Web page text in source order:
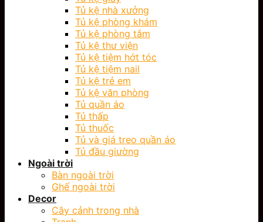
Tủ kệ nhà xưởng
Tủ kệ phòng khám
Tủ kệ phòng tắm
Tủ kệ thư viện
Tủ kệ tiệm hớt tóc
Tủ kệ tiệm nail
Tủ kệ trẻ em
Tủ kệ văn phòng
Tủ quần áo
Tủ thấp
Tủ thuốc
Tủ và giá treo quần áo
Tủ đầu giường
Ngoài trời
Bàn ngoài trời
Ghế ngoài trời
Decor
Cây cảnh trong nhà